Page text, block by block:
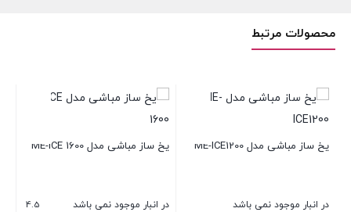
محصولات مرتبط
یخ ساز مباشی مدل ME-ICE1200
در انبار موجود نمی باشد
یخ ساز مباشی مدل ME-ICE 1600
در انبار موجود نمی باشد 4.5